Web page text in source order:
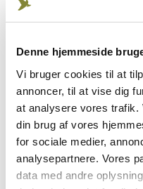
Denne hjemmeside
Vi bruger cookies til at
annoncer, til at vise dig
at analysere vores trafik.
din brug af vores
for sociale medier,
analysepartnere. Vores
data med andre
Vindere i